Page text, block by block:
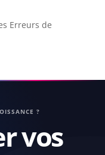
Erreurs de
?
vos